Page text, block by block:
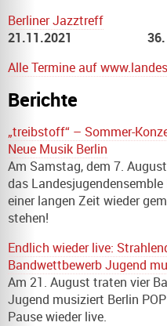
Berliner Jazztreff
21.11.2021 36.
Alle Termine auf
Berichte
„treibstoff“ – Sommer-
Neue Musik Berlin
Am Samstag, dem 7.
das
einer langen Zeit wieder
stehen!
Endlich wieder live:
Bandwettbewerb Jugend
Am 21. August traten vier
Jugend musiziert Berlin POP
Pause wieder live.